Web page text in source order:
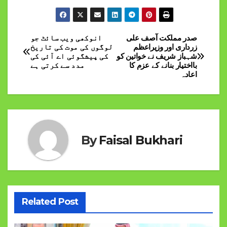
Post
navigation
صدر مملکت آصف علی
زرداری اور وزیراعظم
شہباز شریف نے خواتین کو
بااختیار بنانے کے عزم کا
اعادہ
انوکھی ویب سائٹ جو
لوگوں کی موت کی تاریخ
کی پیشگوئی اے آئی کی
مدد سے کرتی ہے
ByFaisal Bukhari
Related Post